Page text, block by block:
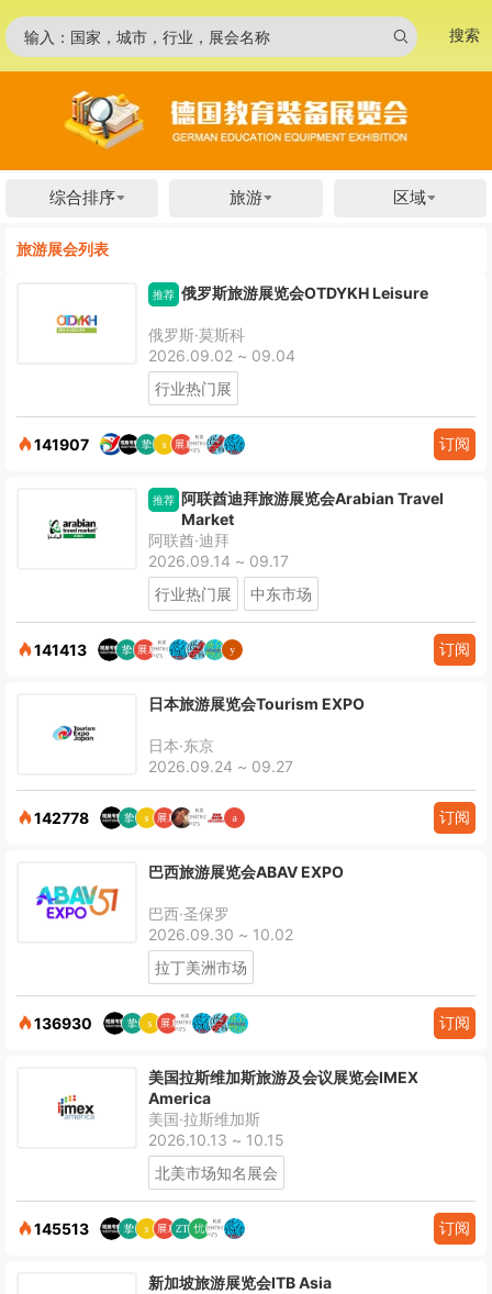
输入：国家，城市，行业，展会名称 搜索
综合排序 旅游 区域
旅游展会列表
推荐 俄罗斯旅游展览会OTDYKH Leisure
俄罗斯·莫斯科
2026.09.02 ~ 09.04
行业热门展
141907 订阅
推荐 阿联酋迪拜旅游展览会Arabian Travel
Market
阿联酋·迪拜
2026.09.14 ~ 09.17
行业热门展
中东市场
141413 订阅
日本旅游展览会Tourism EXPO
日本·东京
2026.09.24 ~ 09.27
142778 订阅
巴西旅游展览会ABAV EXPO
巴西·圣保罗
2026.09.30 ~ 10.02
拉丁美洲市场
136930 订阅
美国拉斯维加斯旅游及会议展览会IMEX
America
美国·拉斯维加斯
2026.10.13 ~ 10.15
北美市场知名展会
145513 订阅
新加坡旅游展览会ITB Asia